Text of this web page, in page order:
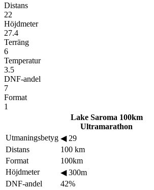
Distans
22
Höjdmeter
27.4
Terräng
6
Temperatur
3.5
DNF-andel
7
Format
1
Lake Saroma 100km
Ultramarathon
Utmaningsbetyg ◀29
Distans
100 km
Format
100km
Höjdmeter
◀300m
DNF-andel
42%